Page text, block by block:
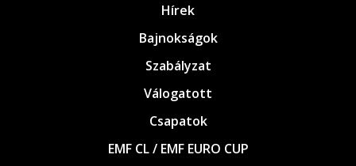
Hírek
Bajnokságok
Szabályzat
Válogatott
Csapatok
EMF CL / EMF EURO CUP